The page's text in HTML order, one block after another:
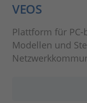
VEOS
Plattform für
Modellen und